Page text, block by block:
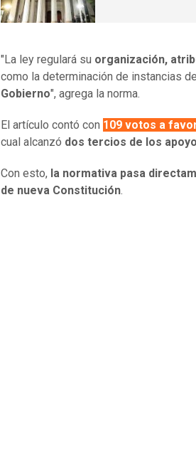
"La ley regulará su organización,
como la determinación de instancias de
Gobierno", agrega la norma.
El artículo contó con 109 votos a
cual alcanzó dos tercios de los
Con esto, la normativa pasa
de nueva Constitución.